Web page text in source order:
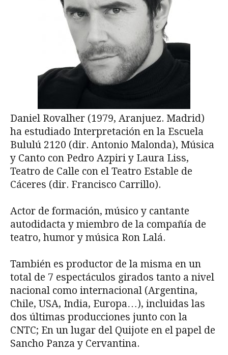
Daniel Rovalher (1979, Aranjuez. Madrid)
ha estudiado Interpretación en la Escuela
Bululú 2120 (dir. Antonio Malonda), Música
y Canto con Pedro Azpiri y Laura Liss,
Teatro de Calle con el Teatro Estable de
Cáceres (dir. Francisco Carrillo).
Actor de formación, músico y cantante
autodidacta y miembro de la compañía de
teatro, humor y música Ron Lalá.
También es productor de la misma en un
total de 7 espectáculos girados tanto a nivel
nacional como internacional (Argentina,
Chile, USA, India, Europa…), incluidas las
dos últimas producciones junto con la
CNTC; En un lugar del Quijote en el papel de
Sancho Panza y Cervantina.